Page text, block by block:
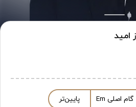
امید
گام اصلی Em پایین‌تر